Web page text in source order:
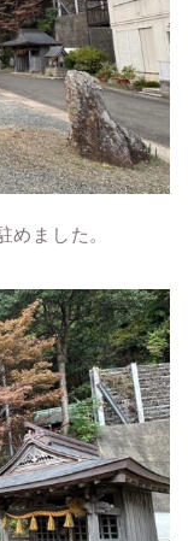
めました。